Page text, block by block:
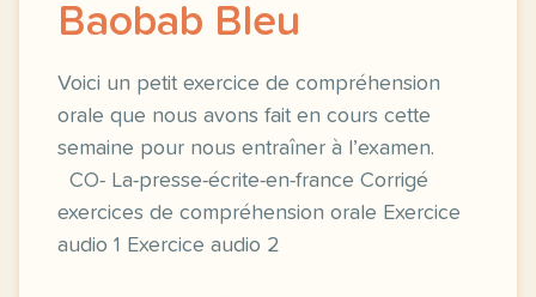
Baobab Bleu
Voici un petit exercice de compréhension
orale que nous avons fait en cours cette
semaine pour nous entraîner à l’examen.
CO- La-presse-écrite-en-france Corrigé
exercices de compréhension orale Exercice
audio 1 Exercice audio 2